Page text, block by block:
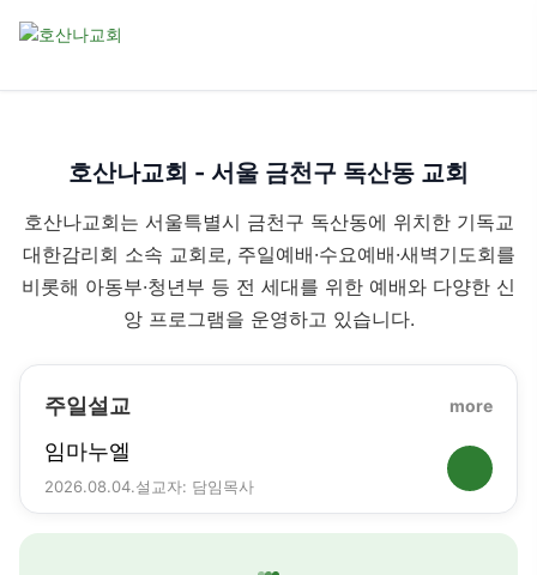
호산나교회 - 서울 금천구 독산동 교회
호산나교회는 서울특별시 금천구 독산동에 위치한 기독교
대한감리회 소속 교회로, 주일예배·수요예배·새벽기도회를
비롯해 아동부·청년부 등 전 세대를 위한 예배와 다양한 신
앙 프로그램을 운영하고 있습니다.
주일설교 more
임마누엘
2026.08.04.설교자: 담임목사